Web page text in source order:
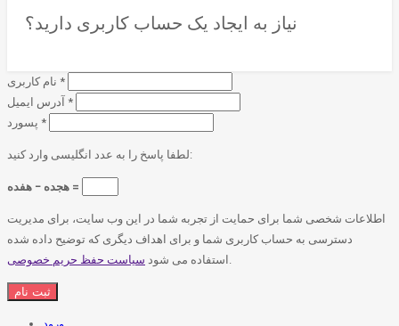
نیاز به ایجاد یک حساب کاربری دارید؟
*
*
*
لطفا پاسخ را به عدد انگلیسی وارد کنید:
هجده − هفده =
اطلاعات شخصی شما برای حمایت از تجربه شما در این وب سایت، برای مدیریت
دسترسی به حساب کاربری شما و برای اهداف دیگری که توضیح داده شده
استفاده می شود سیاست حفظ حریم خصوصی .